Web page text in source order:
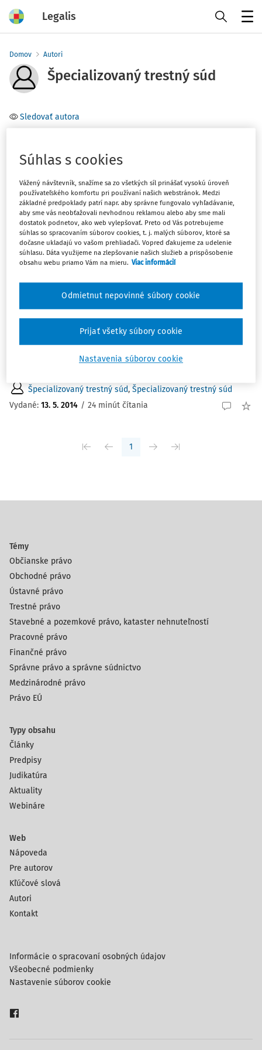
Legalis
Domov Autori
Špecializovaný trestný súd
Sledovať autora
Počet vyhľadaných dokumentov:1
Zoradiť podľa:
Najnovšie
Najstaršie
Trestný čin podplácania. Uloženie
peňažného trestu popri inom treste
ZSP 8/2018 Trestný čin podplácania Uloženie
Trestného zákona § 56 ods. 1 a 2 Trestného zákona I.
Špecializovaný trestný súd, Špecializovaný trestný súd
Vydané: 13. 5. 2014 / 24 minút čítania
1
Témy
Občianske právo
Obchodné právo
Ústavné právo
Trestné právo
Stavebné a pozemkové právo, kataster nehnuteľností
Pracovné právo
Finančné právo
Správne právo a správne súdnictvo
Medzinárodné právo
Právo EÚ
Typy obsahu
Články
Predpisy
Judikatúra
Aktuality
Webináre
Web
Nápoveda
Pre autorov
Kľúčové slová
Autori
Kontakt
Informácie o spracovaní osobných údajov
Všeobecné podmienky
Nastavenie súborov cookie
Súhlas s cookies
Vážený návštevník, snažíme sa zo všetkých síl prinášať vysokú úroveň
používateľského komfortu pri používaní našich webstránok. Medzi
základné predpoklady patrí napr. aby správne fungovalo vyhľadávanie,
aby sme vás neobťažovali nevhodnou reklamou alebo aby sme mali
dostatok podnetov, ako web vylepšovať. Preto od Vás potrebujeme
súhlas so spracovaním súborov cookies, t. j. malých súborov, ktoré sa
dočasne ukladajú vo vašom prehliadači. Vopred ďakujeme za udelenie
súhlasu. Dáta využijeme na zlepšovanie našich služieb a prispôsobenie
obsahu webu priamo Vám na mieru. Viac informácií
Nastavenia súborov cookie
Odmietnut nepovinné súbory cookie
Prijať všetky súbory cookie